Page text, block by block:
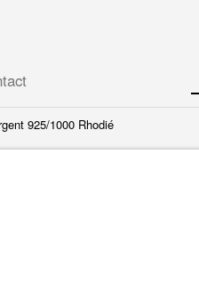
925/1000 Rhodié